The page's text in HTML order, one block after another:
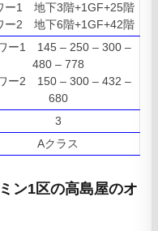
ー1 地下3階+1GF+25階
ー2 地下6階+1GF+42階
ー1 145 – 250 – 300 –
480 – 778
ー2 150 – 300 – 432 –
680
3
Aクラス
ン1区の高島屋のオ